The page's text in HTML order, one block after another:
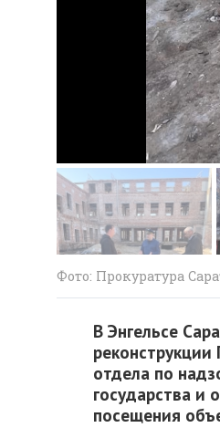
Фото: Прокуратура
В Энгельсе
отдела по
государства и
посещения